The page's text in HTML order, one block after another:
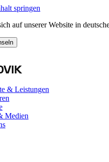
springen
auf unserer Website in
& Leistungen
Medien